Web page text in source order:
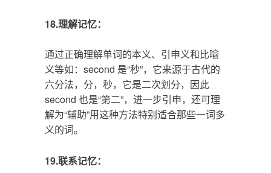
18.理解记忆：
通过正确理解单词的本义、引申义和比喻
义等如：second 是“秒”，它来源于古代的
六分法，分，秒，它是二次划分，因此
second 也是“第二”，进一步引申，还可理
解为“辅助”用这种方法特别适合那些一词多
义的词。
19.联系记忆：